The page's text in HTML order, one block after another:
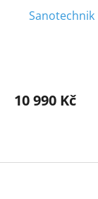
10 990 Kč
Z